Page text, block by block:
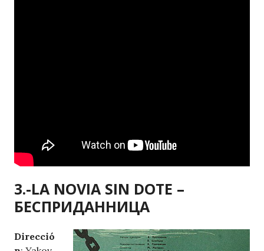
3.-LA NOVIA SIN DOTE –
БЕСПРИДАННИЦА
Direcció